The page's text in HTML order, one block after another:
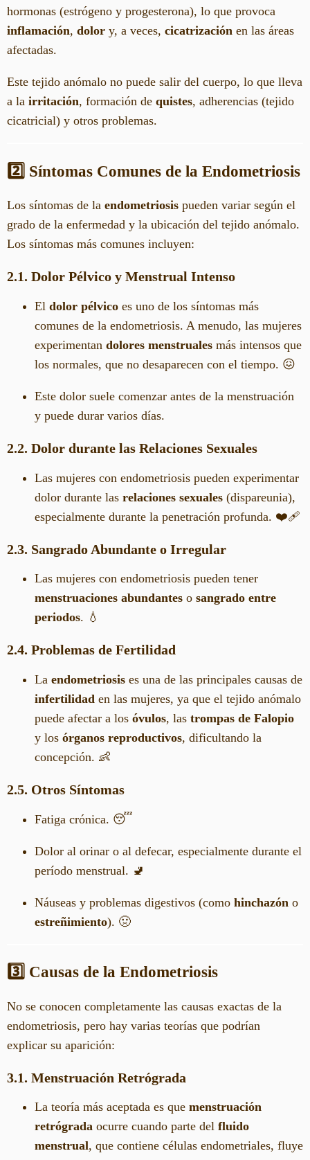
hormonas (estrógeno y progesterona), lo que provoca
inflamación, dolor y, a veces, cicatrización en las áreas
afectadas.
Este tejido anómalo no puede salir del cuerpo, lo que lleva
a la irritación, formación de quistes, adherencias (tejido
cicatricial) y otros problemas.
2️⃣ Síntomas Comunes de la Endometriosis
Los síntomas de la endometriosis pueden variar según el
grado de la enfermedad y la ubicación del tejido anómalo.
Los síntomas más comunes incluyen:
2.1. Dolor Pélvico y Menstrual Intenso
El dolor pélvico es uno de los síntomas más
comunes de la endometriosis. A menudo, las mujeres
experimentan dolores menstruales más intensos que
los normales, que no desaparecen con el tiempo. 😖
Este dolor suele comenzar antes de la menstruación
y puede durar varios días.
2.2. Dolor durante las Relaciones Sexuales
Las mujeres con endometriosis pueden experimentar
dolor durante las relaciones sexuales (dispareunia),
especialmente durante la penetración profunda. ❤️‍🩹
2.3. Sangrado Abundante o Irregular
Las mujeres con endometriosis pueden tener
menstruaciones abundantes o sangrado entre
periodos. 💧
2.4. Problemas de Fertilidad
La endometriosis es una de las principales causas de
infertilidad en las mujeres, ya que el tejido anómalo
puede afectar a los óvulos, las trompas de Falopio
y los órganos reproductivos, dificultando la
concepción. 👶
2.5. Otros Síntomas
Fatiga crónica. 😴
Dolor al orinar o al defecar, especialmente durante el
período menstrual. 🚽
Náuseas y problemas digestivos (como hinchazón o
estreñimiento). 🤢
3️⃣ Causas de la Endometriosis
No se conocen completamente las causas exactas de la
endometriosis, pero hay varias teorías que podrían
explicar su aparición:
3.1. Menstruación Retrógrada
La teoría más aceptada es que menstruación
retrógrada ocurre cuando parte del fluido
menstrual, que contiene células endometriales, fluye